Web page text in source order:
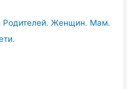
Родителей. Женщин. Мам.